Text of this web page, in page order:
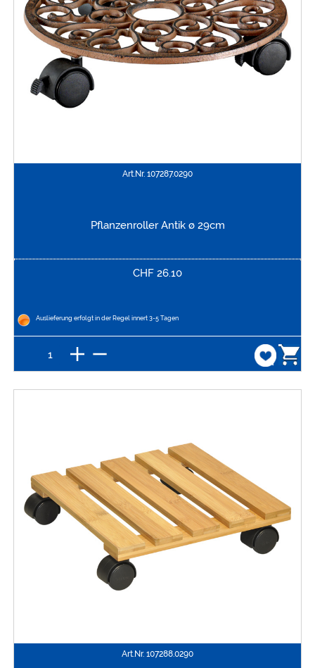
Art.Nr. 107287.0290
Pflanzenroller Antik ø 29cm
CHF 26.10
Auslieferung erfolgt in der Regel innert 3-5 Tagen
Art.Nr. 107288.0290